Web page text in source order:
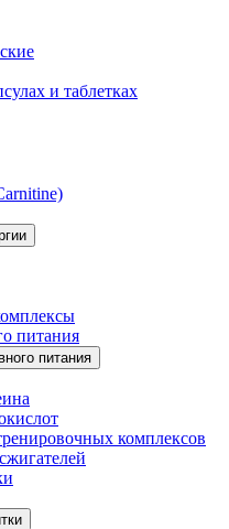
и таблетках
питания
питания
комплексов